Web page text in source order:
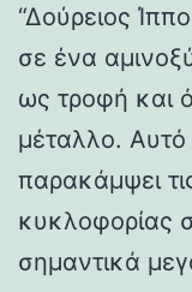
“Δούρειος
σε ένα
ως τροφή και
μέταλλο. Αυτό
παρακάμψει
κυκλοφορίας
σημαντικά